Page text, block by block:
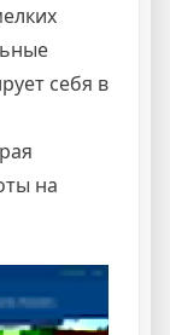
себя в
на